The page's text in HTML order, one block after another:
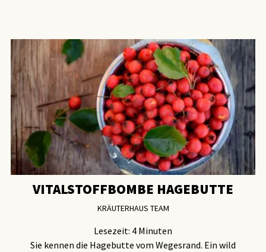
VITALSTOFFBOMBE HAGEBUTTE
KRÄUTERHAUS TEAM
Lesezeit: 4 Minuten
Sie kennen die Hagebutte vom Wegesrand. Ein wild